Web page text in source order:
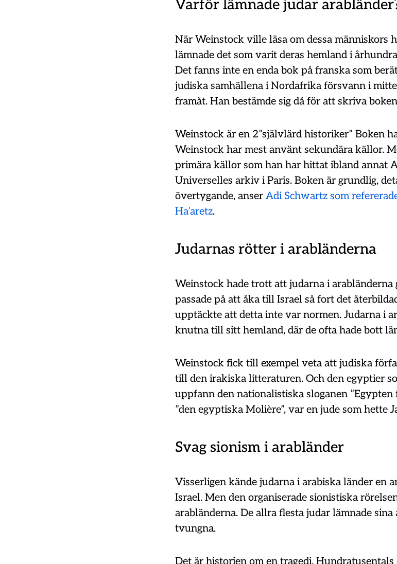
Varför lämnade judar
När Weinstock ville läsa om dessa människors
lämnade det som varit deras hemland i
Det fanns inte en enda bok på franska som
judiska samhällena i Nordafrika försvann i
framåt. Han bestämde sig då för att skriva
Weinstock är en 2”självlärd historiker” Boken
Weinstock har mest använt sekundära källor.
primära källor som han har hittat ibland annat
Universelles arkiv i Paris. Boken är grundlig,
övertygande, anser Adi Schwartz som
Ha’aretz.
Judarnas rötter i arabländerna
Weinstock hade trott att judarna i arabländerna
passade på att åka till Israel så fort det
upptäckte att detta inte var normen. Judarna i
knutna till sitt hemland, där de ofta hade bott
Weinstock fick till exempel veta att judiska
till den irakiska litteraturen. Och den egyptier
uppfann den nationalistiska sloganen
”den egyptiska Molière”, var en jude som hette
Svag sionism i arabländer
Visserligen kände judarna i arabiska länder en
Israel. Men den organiserade sionistiska
arabländerna. De allra flesta judar lämnade
tvungna.
Det är historien om en tragedi.